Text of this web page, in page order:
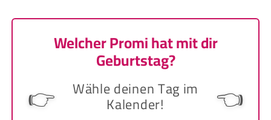
Welcher Promi hat mit dir
Geburtstag?
👉 Wähle deinen Tag im
Kalender! 👈